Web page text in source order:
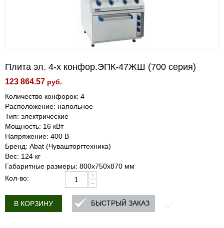
Плита эл. 4-х конфор.ЭПК-47ЖШ (700 серия)
123 864.57 руб.
Количество конфорок: 4
Расположение: напольное
Тип: электрические
Мощность: 16 кВт
Напряжение: 400 В
Бренд: Abat (Чувашторгтехника)
Вес: 124 кг
Габаритные размеры: 800х750х870 мм
Кол-во:
+
−
В КОРЗИНУ БЫСТРЫЙ ЗАКАЗ